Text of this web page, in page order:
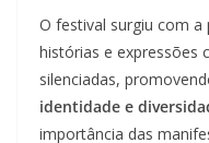
O festival surgiu com a
histórias e expressões
silenciadas,
identidade e
importância das